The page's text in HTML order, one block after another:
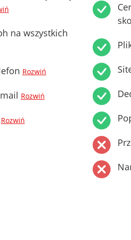
na wszystkich
Rozwiń
Rozwiń
Rozwiń